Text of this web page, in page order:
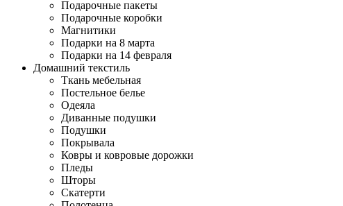
Подарочные пакеты
Подарочные коробки
Магнитики
Подарки на 8 марта
Подарки на 14 февраля
Домашний текстиль
Ткань мебельная
Постельное белье
Одеяла
Диванные подушки
Подушки
Покрывала
Ковры и ковровые дорожки
Пледы
Шторы
Скатерти